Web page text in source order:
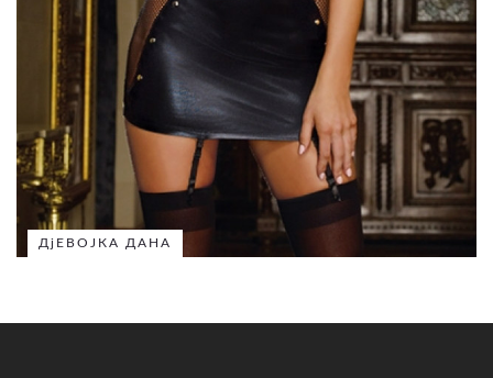
ДјЕВОЈКА ДАНА